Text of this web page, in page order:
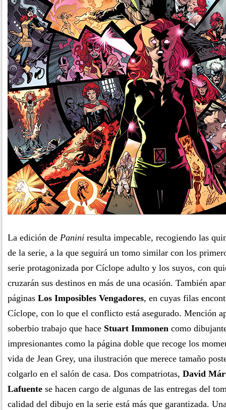
La edición de Panini resulta impecable, recogiendo las
de la serie, a la que seguirá un tomo similar con los
serie protagonizada por Cíclope adulto y los suyos, con
cruzarán sus destinos en más de una ocasión. También
páginas Los Imposibles Vengadores, en cuyas filas
Cíclope, con lo que el conflicto está asegurado. Mención
soberbio trabajo que hace Stuart Immonen como
impresionantes como la página doble que recoge los
vida de Jean Grey, una ilustración que merece tamaño
colgarlo en el salón de casa. Dos compatriotas, David
Lafuente se hacen cargo de algunas de las entregas del
calidad del dibujo en la serie está más que garantizada.